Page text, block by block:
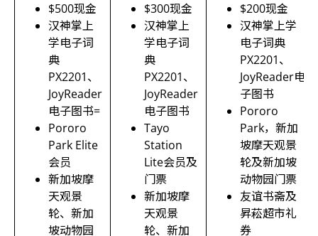
$500现金
汉神掌上
学电子词
典
PX2201、
JoyReader
电子图书=
Pororo
Park Elite
会员
新加坡摩
天观景
轮、新加
坡动物园
$300现金
汉神掌上
学电子词
典
PX2201、
JoyReader
电子图书
Tayo
Station
Lite会员及
门票
新加坡摩
天观景
轮、新加
$200现金
汉神掌上学
电子词典
PX2201、
JoyReader电
子图书
Pororo
Park，新加
坡摩天观景
轮及新加坡
动物园门票
友谊书斋及
昇菘超市礼
券